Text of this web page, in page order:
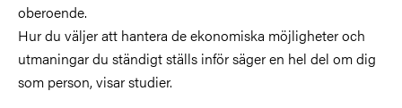
oberoende.
Hur du väljer att hantera de ekonomiska möjligheter och
utmaningar du ständigt ställs inför säger en hel del om dig
som person, visar studier.